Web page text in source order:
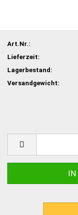
Art.Nr.:
Lieferzeit:
Lagerbestand:
Versandgewicht: